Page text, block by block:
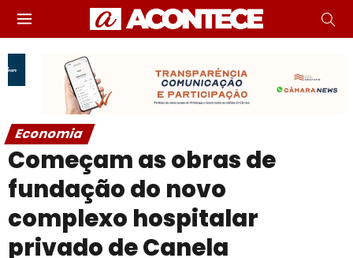
Economia
Começam as obras de
fundação do novo
complexo hospitalar
privado de Canela